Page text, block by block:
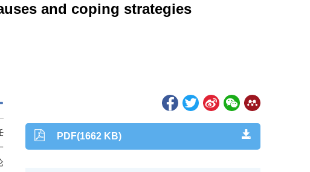
and coping strategies
PDF(1662 KB)